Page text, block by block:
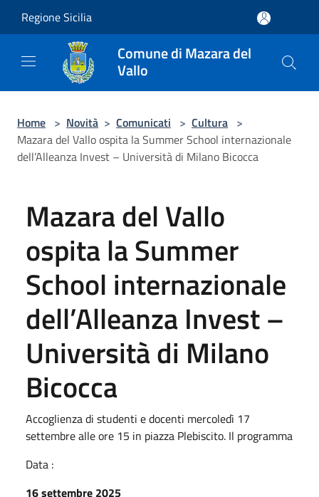
Regione Sicilia
Comune di Mazara del
Vallo
Home > Novità > Comunicati > Cultura >
Mazara del Vallo ospita la Summer School internazionale
dell’Alleanza Invest – Università di Milano Bicocca
Mazara del Vallo
ospita la Summer
School internazionale
dell’Alleanza Invest –
Università di Milano
Bicocca
Accoglienza di studenti e docenti mercoledì 17
settembre alle ore 15 in piazza Plebiscito. Il programma
Data :
16 settembre 2025